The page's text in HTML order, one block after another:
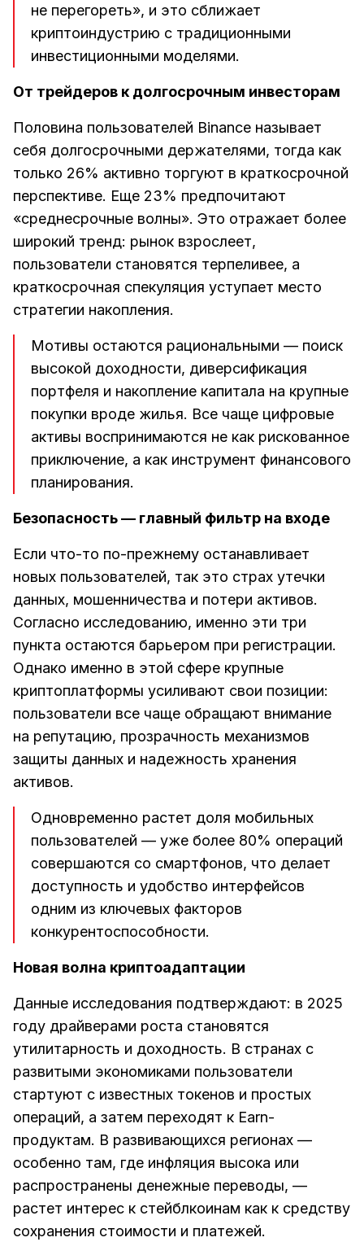
не перегореть», и это сближает
криптоиндустрию с традиционными
инвестиционными моделями.
От трейдеров к долгосрочным инвесторам
Половина пользователей Binance называет
себя долгосрочными держателями, тогда как
только 26% активно торгуют в краткосрочной
перспективе. Еще 23% предпочитают
«среднесрочные волны». Это отражает более
широкий тренд: рынок взрослеет,
пользователи становятся терпеливее, а
краткосрочная спекуляция уступает место
стратегии накопления.
Мотивы остаются рациональными — поиск
высокой доходности, диверсификация
портфеля и накопление капитала на крупные
покупки вроде жилья. Все чаще цифровые
активы воспринимаются не как рискованное
приключение, а как инструмент финансового
планирования.
Безопасность — главный фильтр на входе
Если что-то по-прежнему останавливает
новых пользователей, так это страх утечки
данных, мошенничества и потери активов.
Согласно исследованию, именно эти три
пункта остаются барьером при регистрации.
Однако именно в этой сфере крупные
криптоплатформы усиливают свои позиции:
пользователи все чаще обращают внимание
на репутацию, прозрачность механизмов
защиты данных и надежность хранения
активов.
Одновременно растет доля мобильных
пользователей — уже более 80% операций
совершаются со смартфонов, что делает
доступность и удобство интерфейсов
одним из ключевых факторов
конкурентоспособности.
Новая волна криптоадаптации
Данные исследования подтверждают: в 2025
году драйверами роста становятся
утилитарность и доходность. В странах с
развитыми экономиками пользователи
стартуют с известных токенов и простых
операций, а затем переходят к Earn-
продуктам. В развивающихся регионах —
особенно там, где инфляция высока или
распространены денежные переводы, —
растет интерес к стейблкоинам как к средству
сохранения стоимости и платежей.